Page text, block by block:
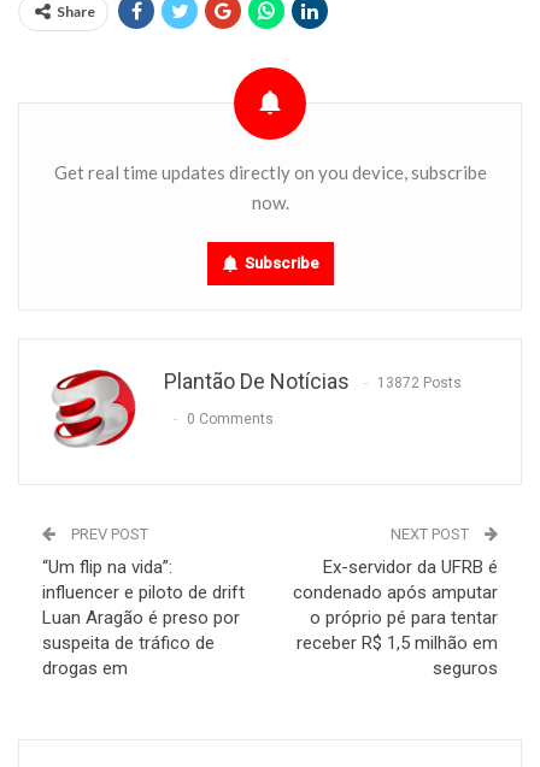
Share
Get real time updates directly on you device, subscribe
now.
Subscribe
Plantão De Notícias 13872 Posts
0 Comments
PREV POST
“Um flip na vida”:
influencer e piloto de drift
Luan Aragão é preso por
suspeita de tráfico de
drogas em
NEXT POST
Ex-servidor da UFRB é
condenado após amputar
o próprio pé para tentar
receber R$ 1,5 milhão em
seguros